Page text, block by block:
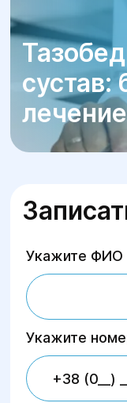
сустав:
лечение
Укажите ФИО
Укажите